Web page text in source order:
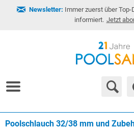
Newsletter: Immer zuerst über
informiert. Jetzt
Poolschlauch 32/38 mm und